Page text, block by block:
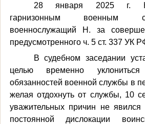
28 января 2025 г.
гарнизонным военным
военнослужащий Н. за
предусмотренного ч. 5 ст. 337 УК
В судебном заседании
целью временно
обязанностей военной службы в
желая отдохнуть от службы, 10
уважительных причин не
постоянной дислокации